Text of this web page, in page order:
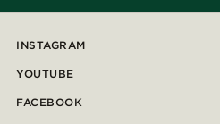
INSTAGRAM
YOUTUBE
FACEBOOK